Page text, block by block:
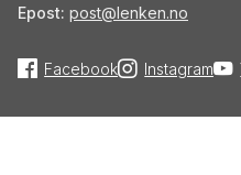
Epost: post@lenken.no
Facebook Instagram